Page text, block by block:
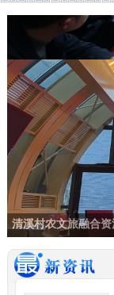
清溪村农文旅融合